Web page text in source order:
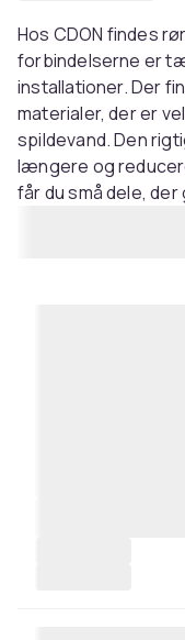
Hos CDON findes
forbindelserne er
installationer. Der
materialer, der er
spildevand. Den
længere og
får du små dele,